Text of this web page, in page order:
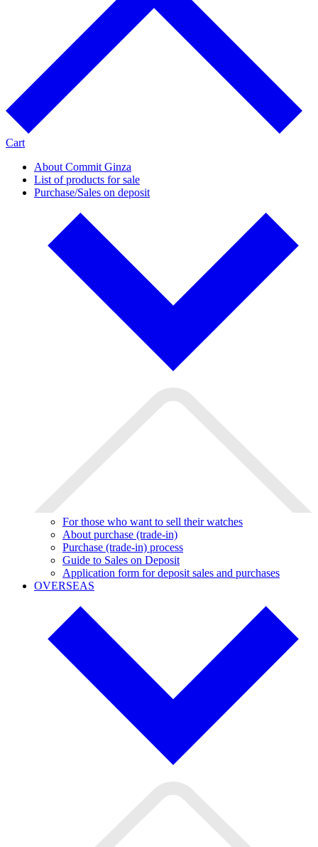
Cart
About Commit Ginza
List of products for sale
Purchase/Sales on deposit
For those who want to sell their watches
About purchase (trade-in)
Purchase (trade-in) process
Guide to Sales on Deposit
Application form for deposit sales and purchases
OVERSEAS